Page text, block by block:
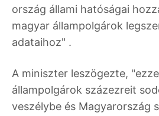
ország állami hatóságai
magyar állampolgárok
adataihoz" .
A miniszter leszögezte,
állampolgárok százezreit
veszélybe és Magyarország